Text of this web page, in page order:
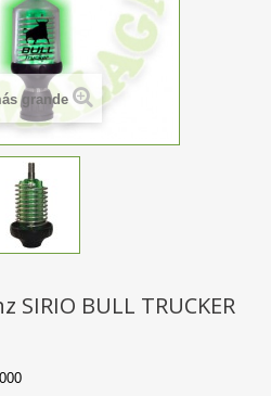
grande
BULL TRUCKER